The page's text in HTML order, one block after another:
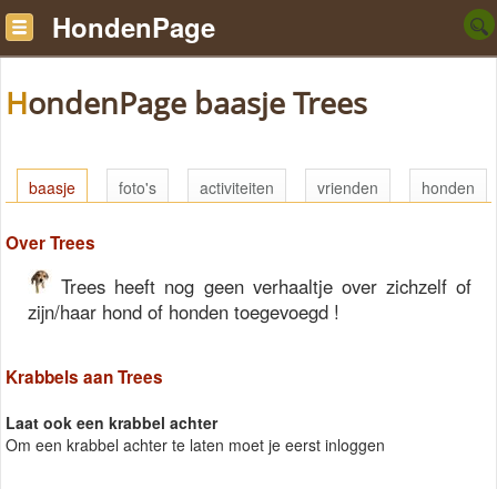
HondenPage
HondenPage baasje Trees
baasje foto's activiteiten vrienden honden
Over Trees
Trees heeft nog geen verhaaltje over zichzelf of
zijn/haar hond of honden toegevoegd !
Krabbels aan Trees
Laat ook een krabbel achter
Om een krabbel achter te laten moet je eerst inloggen